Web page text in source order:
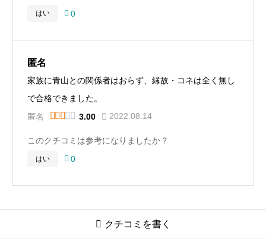
はい  0
匿名
家族に青山との関係者はおらず、縁故・コネは全く無し
で合格できました。
匿名
  3.00 2022.08.14
このクチコミは参考になりましたか？
はい  0
 クチコミを書く